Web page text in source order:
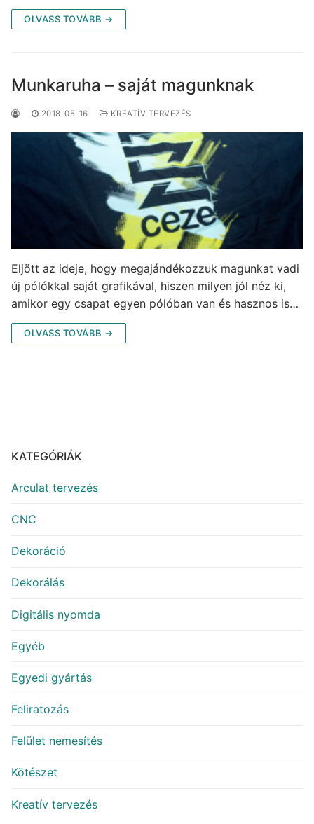
OLVASS TOVÁBB →
Munkaruha – saját magunknak
2018-05-16 KREATÍV TERVEZÉS
Eljött az ideje, hogy megajándékozzuk magunkat vadi
új pólókkal saját grafikával, hiszen milyen jól néz ki,
amikor egy csapat egyen pólóban van és hasznos is…
OLVASS TOVÁBB →
KATEGÓRIÁK
Arculat tervezés
CNC
Dekoráció
Dekorálás
Digitális nyomda
Egyéb
Egyedi gyártás
Feliratozás
Felület nemesítés
Kötészet
Kreatív tervezés